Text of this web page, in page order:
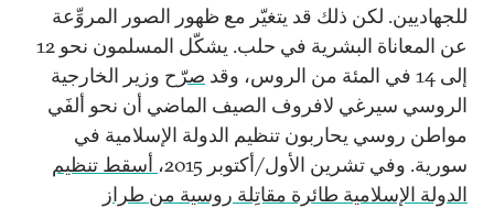
للجهاديين. لكن ذلك قد يتغيّر مع ظهور الصور المروِّعة
عن المعاناة البشرية في حلب. يشكّل المسلمون نحو 12
إلى 14 في المئة من الروس، وقد
صرّح وزير الخارجية
الروسي سيرغي لافروف الصيف الماضي أن نحو ألفَي
مواطن روسي يحاربون تنظيم الدولة الإسلامية في
سورية. وفي تشرين الأول/أكتوبر 2015،
أسقط تنظيم
الدولة الإسلامية طائرة مقاتِلة روسية من طراز